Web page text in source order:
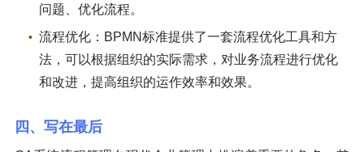
问题、优化流程。
流程优化：BPMN标准提供了一套流程优化工具和方
法，可以根据组织的实际需求，对业务流程进行优化
和改进，提高组织的运作效率和效果。
四、写在最后